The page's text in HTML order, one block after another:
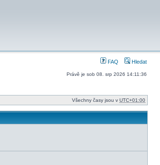
FAQ Hledat
Právě je sob 08. srp 2026 14:11:36
Všechny časy jsou v UTC+01:00